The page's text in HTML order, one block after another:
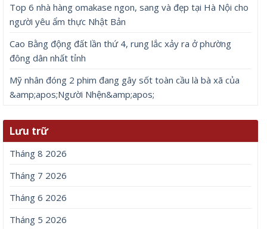
Top 6 nhà hàng omakase ngon, sang và đẹp tại Hà Nội cho
người yêu ẩm thực Nhật Bản
Cao Bằng động đất lần thứ 4, rung lắc xảy ra ở phường
đông dân nhất tỉnh
Mỹ nhân đóng 2 phim đang gây sốt toàn cầu là bà xã của
&amp;apos;Người Nhện&amp;apos;
Lưu trữ
Tháng 8 2026
Tháng 7 2026
Tháng 6 2026
Tháng 5 2026